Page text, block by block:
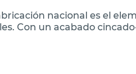
nacional es el
Con un acabado